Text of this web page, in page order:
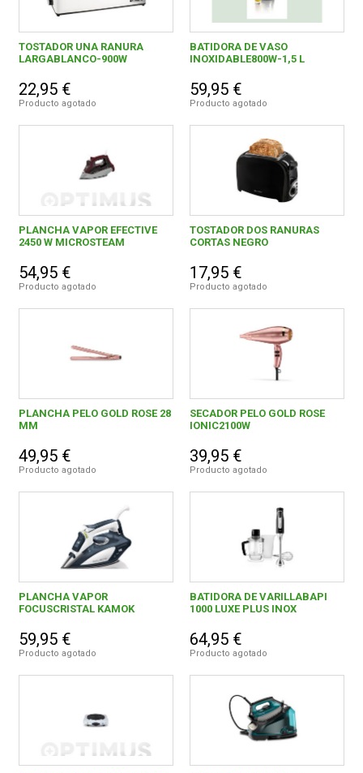
TOSTADOR UNA RANURA
LARGABLANCO-900W
22,95 €
Producto agotado
BATIDORA DE VASO
INOXIDABLE800W-1,5 L
59,95 €
Producto agotado
PLANCHA VAPOR EFECTIVE
2450 W MICROSTEAM
54,95 €
Producto agotado
TOSTADOR DOS RANURAS
CORTAS NEGRO
17,95 €
Producto agotado
PLANCHA PELO GOLD ROSE 28
MM
49,95 €
Producto agotado
SECADOR PELO GOLD ROSE
IONIC2100W
39,95 €
Producto agotado
PLANCHA VAPOR
FOCUSCRISTAL KAMOK
59,95 €
Producto agotado
BATIDORA DE VARILLABAPI
1000 LUXE PLUS INOX
64,95 €
Producto agotado